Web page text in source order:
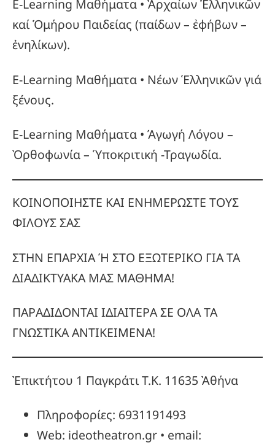
E-Learning Μαθήματα • Ἀρχαίων Ἑλληνικῶν
καί Ὁμήρου Παιδείας (παίδων – ἐφήβων –
ἐνηλίκων).
E-Learning Μαθήματα • Νέων Ἑλληνικῶν γιά
ξένους.
E-Learning Μαθήματα • Άγωγή Λόγου –
Ὀρθοφωνία – Ὑποκριτική -Τραγωδία.
ΚΟΙΝΟΠΟΙΗΣΤΕ ΚΑΙ ΕΝΗΜΕΡΩΣΤΕ ΤΟΥΣ
ΦΙΛΟΥΣ ΣΑΣ
ΣΤΗΝ ΕΠΑΡΧΙΑ Ή ΣΤΟ ΕΞΩΤΕΡΙΚΟ ΓΙΑ ΤΑ
ΔΙΑΔΙΚΤΥΑΚΑ ΜΑΣ ΜΑΘΗΜΑ!
ΠΑΡΑΔΙΔΟΝΤΑΙ ΙΔΙΑΙΤΕΡΑ ΣΕ ΟΛΑ ΤΑ
ΓΝΩΣΤΙΚΑ ΑΝΤΙΚΕΙΜΕΝΑ!
Ἐπικτήτου 1 Παγκράτι Τ.Κ. 11635 Ἀθήνα
Πληροφορίες: 6931191493
Web: ideotheatron.gr • email: